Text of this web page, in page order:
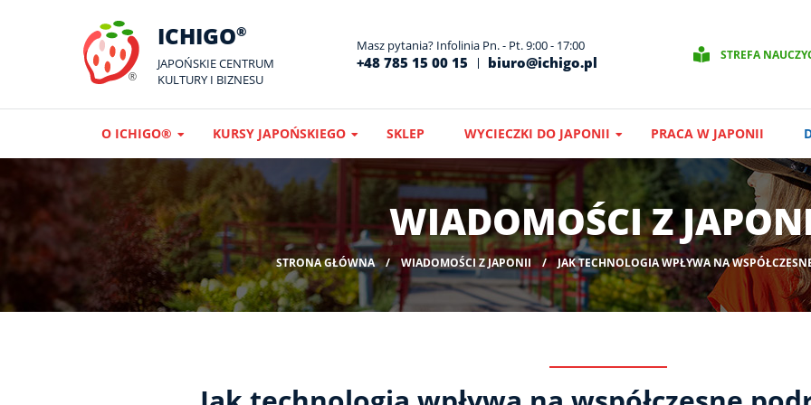
ICHIGO®
JAPOŃSKIE CENTRUM
KULTURY I BIZNESU
Masz pytania? Infolinia Pn. - Pt. 9:00 - 17:00
+48 785 15 00 15 biuro@ichigo.pl STREFA
O ICHIGO® KURSY JAPOŃSKIEGO SKLEP WYCIECZKI DO JAPONII PRACA W JAPONII
WIADOMOŚCI Z
STRONA GŁÓWNA WIADOMOŚCI Z JAPONII JAK TECHNOLOGIA WPŁYWA NA